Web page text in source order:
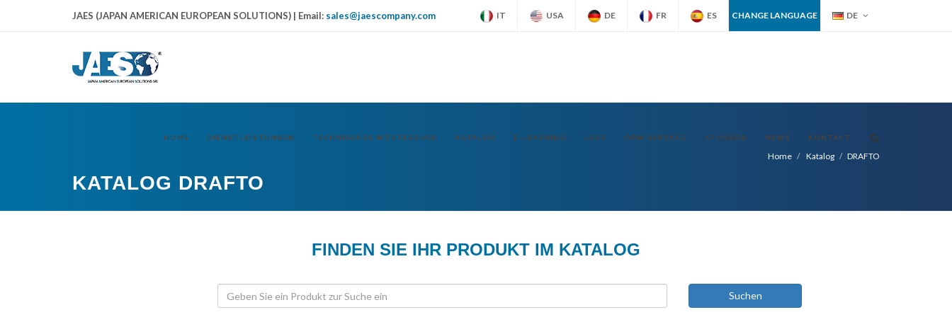
JAES (JAPAN AMERICAN EUROPEAN SOLUTIONS) | Email: sales@jaescompany.com IT USA DE FR ES CHANGE LANGUAGE DE
HOME DIENSTLEISTUNGEN TECHNISCHES WÕRTERBUCH KATALOG E-LEARNING JOBS OPM HARVARD SPONSOR NEWS KONTAKT
KATALOG DRAFTO
Home Katalog DRAFTO
FINDEN SIE IHR PRODUKT IM KATALOG
Suchen